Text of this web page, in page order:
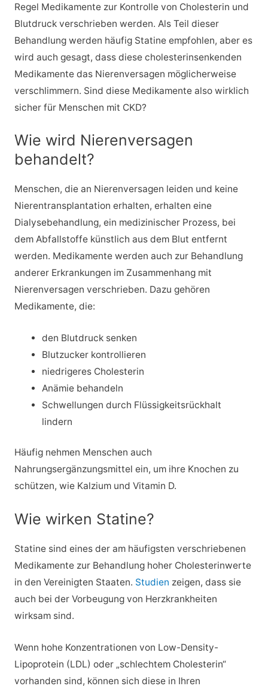
Regel Medikamente zur Kontrolle von Cholesterin und
Blutdruck verschrieben werden. Als Teil dieser
Behandlung werden häufig Statine empfohlen, aber es
wird auch gesagt, dass diese cholesterinsenkenden
Medikamente das Nierenversagen möglicherweise
verschlimmern. Sind diese Medikamente also wirklich
sicher für Menschen mit CKD?
Wie wird Nierenversagen
behandelt?
Menschen, die an Nierenversagen leiden und keine
Nierentransplantation erhalten, erhalten eine
Dialysebehandlung, ein medizinischer Prozess, bei
dem Abfallstoffe künstlich aus dem Blut entfernt
werden. Medikamente werden auch zur Behandlung
anderer Erkrankungen im Zusammenhang mit
Nierenversagen verschrieben. Dazu gehören
Medikamente, die:
den Blutdruck senken
Blutzucker kontrollieren
niedrigeres Cholesterin
Anämie behandeln
Schwellungen durch Flüssigkeitsrückhalt
lindern
Häufig nehmen Menschen auch
Nahrungsergänzungsmittel ein, um ihre Knochen zu
schützen, wie Kalzium und Vitamin D.
Wie wirken Statine?
Statine sind eines der am häufigsten verschriebenen
Medikamente zur Behandlung hoher Cholesterinwerte
in den Vereinigten Staaten. Studien zeigen, dass sie
auch bei der Vorbeugung von Herzkrankheiten
wirksam sind.
Wenn hohe Konzentrationen von Low-Density-
Lipoprotein (LDL) oder „schlechtem Cholesterin“
vorhanden sind, können sich diese in Ihren